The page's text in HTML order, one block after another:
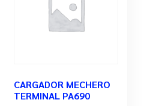
CARGADOR MECHERO
TERMINAL PA690